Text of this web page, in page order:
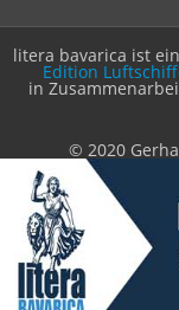
litera bavarica ist
Edition
in
© 2020